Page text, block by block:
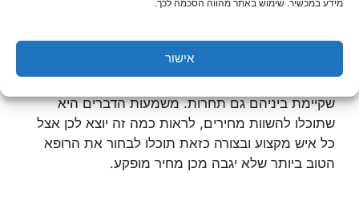
מידע במכשיר. שימוש באתר מהווה הסכמה לכך.
אישור
צריך לשבור את כל קופות החיסכון כדי לעמוד בכך?
התשובה היא כמובן לא. יש היום לא מעט מנתחים
שקיימת ביניהם גם תחרות. משמעות הדברים היא
שתוכלו להשוות מחירים, לראות כמה זה יוצא לכן אצל
כל איש מקצוע ובצורה כזאת תוכלו לבחור את הרופא
הטוב ביותר שלא יגבה מכן מחיר מופקע.